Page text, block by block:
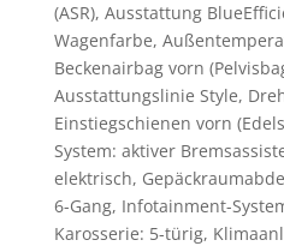
(ASR), Ausstattung
Wagenfarbe,
Beckenairbag vorn
Ausstattungslinie Style,
Einstiegschienen vorn
System: aktiver
elektrisch,
6-Gang, Infotainment-
Karosserie: 5-türig,